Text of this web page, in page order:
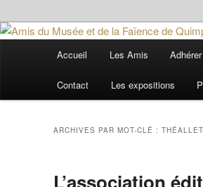
Amis du
Trois siècles de tradition
Accueil Les Amis Adhérer
Contact Les expositions
ARCHIVES PAR MOT-CLÉ : THÉALLET